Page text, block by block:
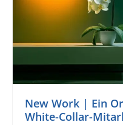
New Work | Ein
White-Collar-